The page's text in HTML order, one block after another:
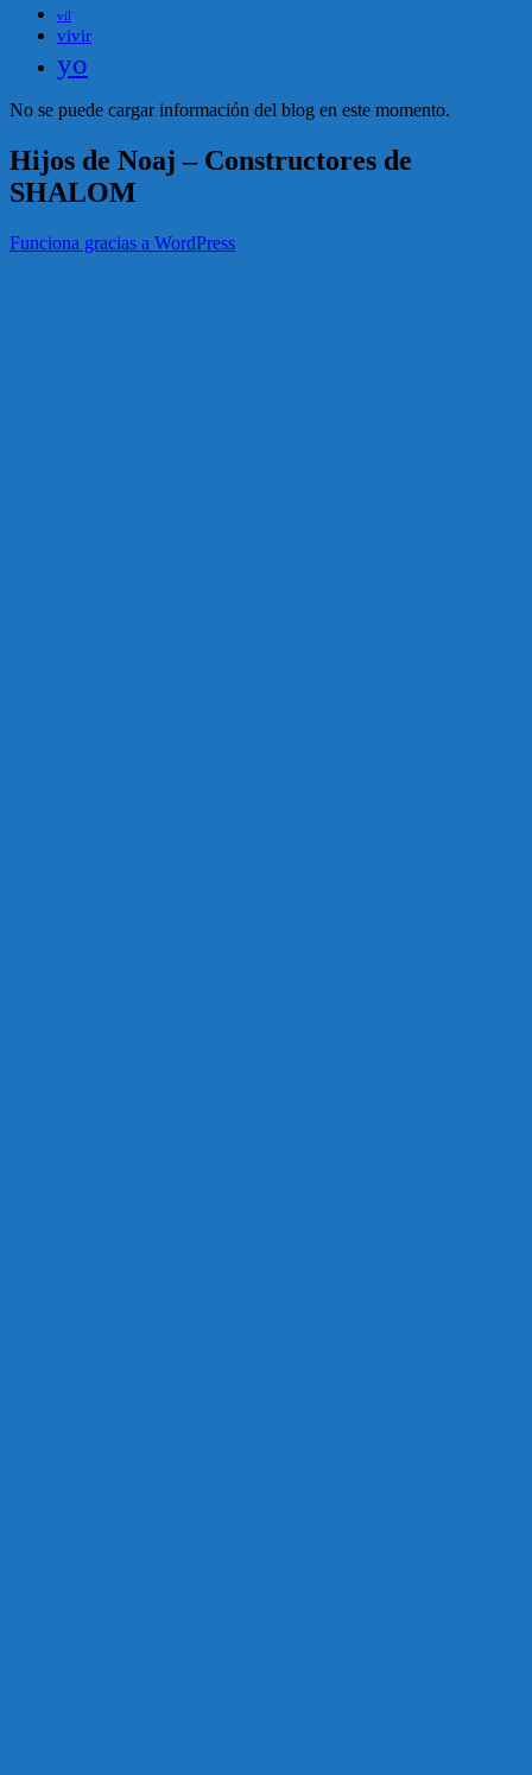
vil
vivir
yo
No se puede cargar información del blog en este momento.
Hijos de Noaj – Constructores de
SHALOM
Funciona gracias a WordPress